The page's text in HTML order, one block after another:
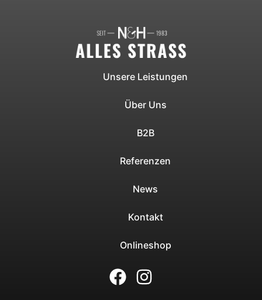
Unsere Leistungen
Über Uns
B2B
Referenzen
News
Kontakt
Onlineshop